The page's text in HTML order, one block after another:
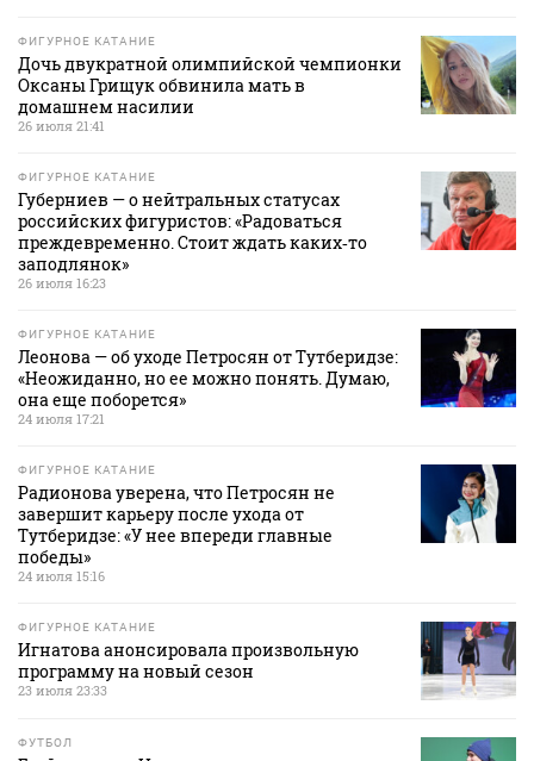
ФИГУРНОЕ КАТАНИЕ
Дочь двукратной олимпийской чемпионки
Оксаны Грищук обвинила мать в
домашнем насилии
26 июля 21:41
ФИГУРНОЕ КАТАНИЕ
Губерниев — о нейтральных статусах
российских фигуристов: «Радоваться
преждевременно. Стоит ждать каких‑то
заподлянок»
26 июля 16:23
ФИГУРНОЕ КАТАНИЕ
Леонова — об уходе Петросян от Тутберидзе:
«Неожиданно, но ее можно понять. Думаю,
она еще поборется»
24 июля 17:21
ФИГУРНОЕ КАТАНИЕ
Радионова уверена, что Петросян не
завершит карьеру после ухода от
Тутберидзе: «У нее впереди главные
победы»
24 июля 15:16
ФИГУРНОЕ КАТАНИЕ
Игнатова анонсировала произвольную
программу на новый сезон
23 июля 23:33
ФУТБОЛ